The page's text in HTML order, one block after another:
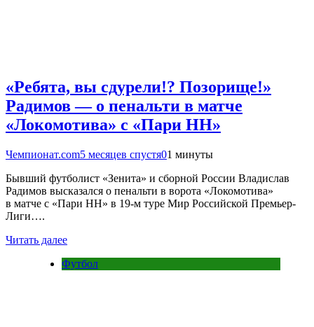
«Ребята, вы сдурели!? Позорище!»
Радимов — о пенальти в матче
«Локомотива» с «Пари НН»
Чемпионат.com5 месяцев спустя01 минуты
Бывший футболист «Зенита» и сборной России Владислав
Радимов высказался о пенальти в ворота «Локомотива»
в матче с «Пари НН» в 19-м туре Мир Российской Премьер-
Лиги….
Читать далее
Футбол